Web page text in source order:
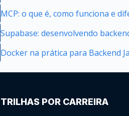
MCP: o que é, como funciona e
Supabase: desenvolvendo
Docker na prática para Backend
TRILHAS POR CARREIRA